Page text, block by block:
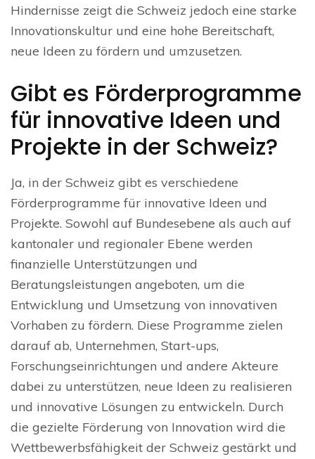
Hindernisse zeigt die Schweiz jedoch eine starke
Innovationskultur und eine hohe Bereitschaft,
neue Ideen zu fördern und umzusetzen.
Gibt es Förderprogramme
für innovative Ideen und
Projekte in der Schweiz?
Ja, in der Schweiz gibt es verschiedene
Förderprogramme für innovative Ideen und
Projekte. Sowohl auf Bundesebene als auch auf
kantonaler und regionaler Ebene werden
finanzielle Unterstützungen und
Beratungsleistungen angeboten, um die
Entwicklung und Umsetzung von innovativen
Vorhaben zu fördern. Diese Programme zielen
darauf ab, Unternehmen, Start-ups,
Forschungseinrichtungen und andere Akteure
dabei zu unterstützen, neue Ideen zu realisieren
und innovative Lösungen zu entwickeln. Durch
die gezielte Förderung von Innovation wird die
Wettbewerbsfähigkeit der Schweiz gestärkt und